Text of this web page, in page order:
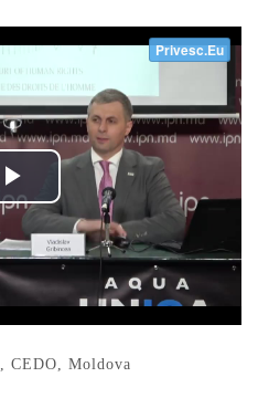
CEDO Moldova